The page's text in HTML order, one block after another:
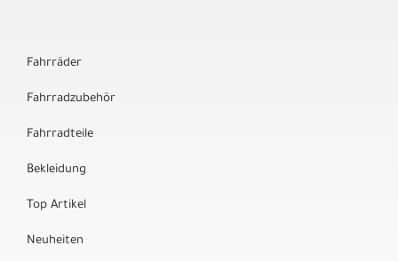
Fahrräder
Fahrradzubehör
Fahrradteile
Bekleidung
Top Artikel
Neuheiten